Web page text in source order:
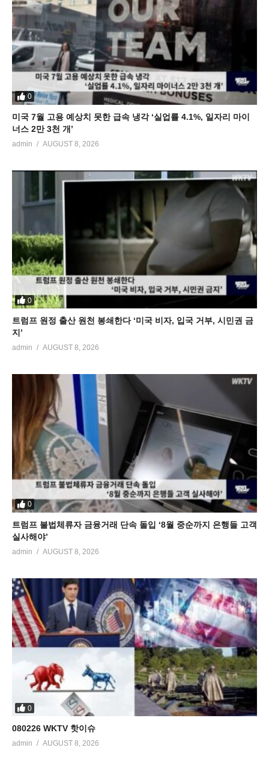
0
미국 7월 고용 예상치 못한 급속 냉각 ‘실업률 4.1%, 일자리 마이
너스 2만 3천 개’
admin AUGUST 8, 2026
0
트럼프 원정 출산 원천 봉쇄한다 ‘미국 비자, 입국 거부, 시민권 금
지’
admin AUGUST 8, 2026
0
트럼프 불법체류자 금융거래 단속 돌입 ‘8월 중순까지 은행들 고객
실사해야’
admin AUGUST 8, 2026
0
080226 WKTV 핫이슈
admin AUGUST 8, 2026